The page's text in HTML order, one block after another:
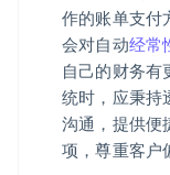
作的账单支付
会对自动经常
自己的财务有
统时，应秉持
沟通，提供便
项，尊重客户